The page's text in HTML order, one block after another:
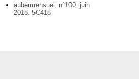
aubermensuel, n°100, juin
2018. 5C418